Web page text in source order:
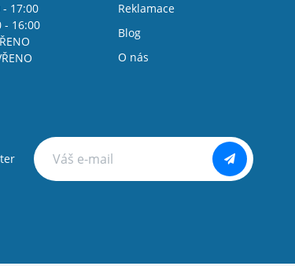
- 17:00
- 16:00
Reklamace
Blog
O nás